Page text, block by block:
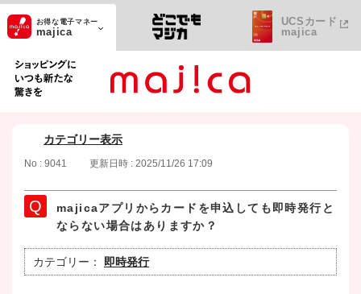
ショッピングにいつも新たな驚きを
お得な電子マネー
majica
UCSカード
majica
カテゴリー表示
No : 9041 更新日時 : 2025/11/26 17:09
majicaアプリからカードを申込しても即時発行と
ならない場合はありますか？
カテゴリー： 即時発行